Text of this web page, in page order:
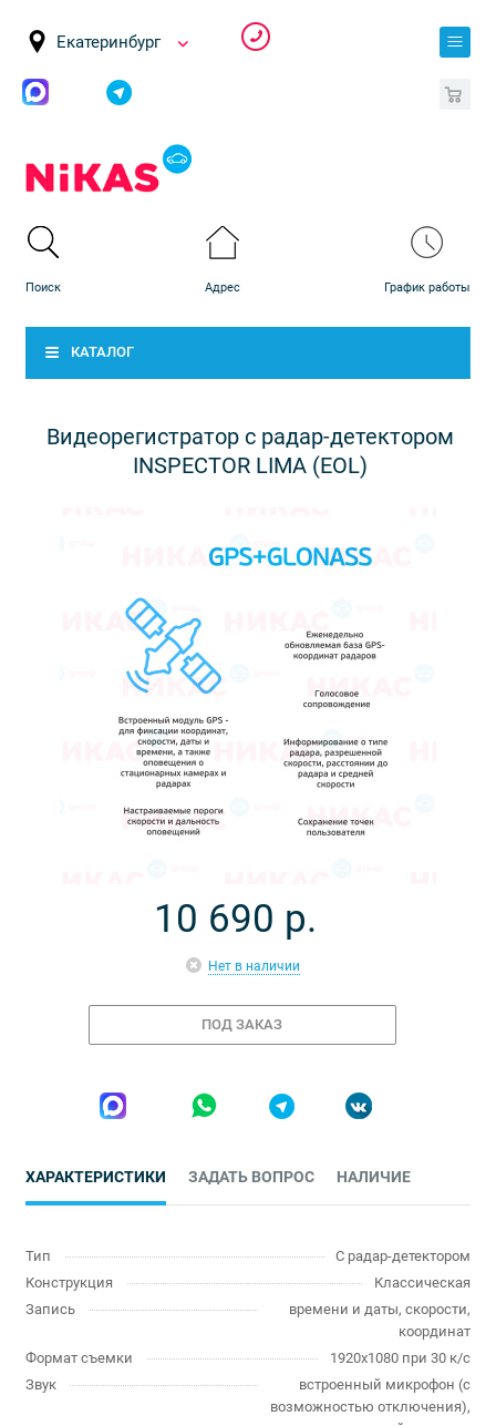
Екатеринбург
КАТАЛОГ
Видеорегистратор с радар-детектором
INSPECTOR LIMA (EOL)
10 690 р.
Нет в наличии
ПОД ЗАКАЗ
ХАРАКТЕРИСТИКИ ЗАДАТЬ ВОПРОС НАЛИЧИЕ
Тип
С радар-детектором
Конструкция
Классическая
Запись
времени и даты, скорости,
координат
Формат съемки
1920x1080 при 30 к/с
Звук
встроенный микрофон (с
возможностью отключения),